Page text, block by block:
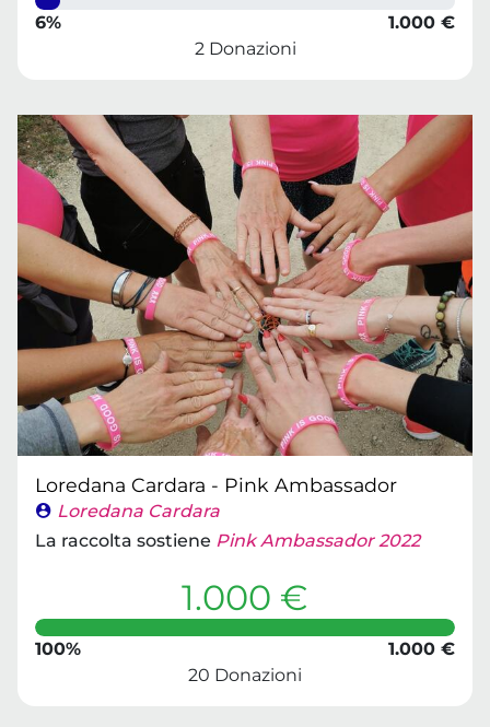
6%
1.000 €
2 Donazioni
Loredana Cardara - Pink Ambassador
Loredana Cardara
La raccolta sostiene Pink Ambassador 2022
1.000 €
100%
1.000 €
20 Donazioni